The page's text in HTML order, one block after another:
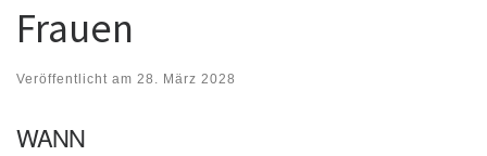
Frauen
Veröffentlicht am 28. März 2028
WANN